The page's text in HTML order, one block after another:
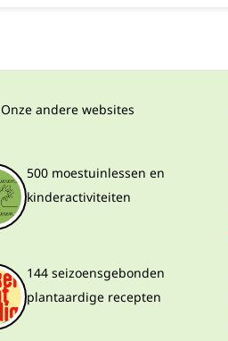
Onze andere websites
500 moestuinlessen en
kinderactiviteiten
144 seizoensgebonden
plantaardige recepten